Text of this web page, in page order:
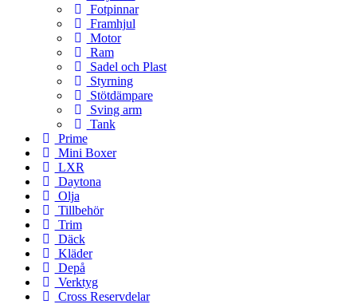
Fotpinnar
Framhjul
Motor
Ram
Sadel och Plast
Styrning
Stötdämpare
Sving arm
Tank
Prime
Mini Boxer
LXR
Daytona
Olja
Tillbehör
Trim
Däck
Kläder
Depå
Verktyg
Cross Reservdelar